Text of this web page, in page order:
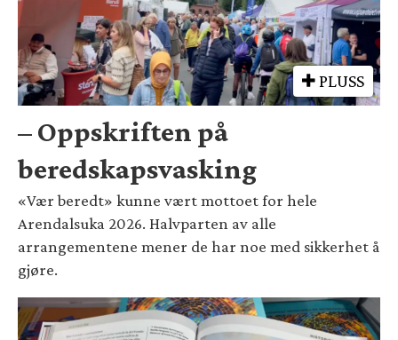
PLUSS
– Oppskriften på
beredskapsvasking
«Vær beredt» kunne vært mottoet for hele
Arendalsuka 2026. Halvparten av alle
arrangementene mener de har noe med sikkerhet å
gjøre.